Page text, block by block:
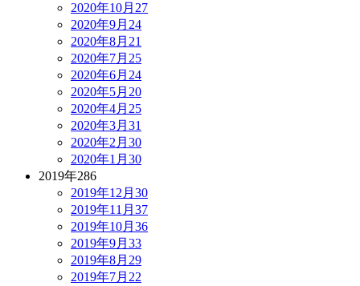
2020年10月 27
2020年9月 24
2020年8月 21
2020年7月 25
2020年6月 24
2020年5月 20
2020年4月 25
2020年3月 31
2020年2月 30
2020年1月 30
2019年286
2019年12月 30
2019年11月 37
2019年10月 36
2019年9月 33
2019年8月 29
2019年7月 22